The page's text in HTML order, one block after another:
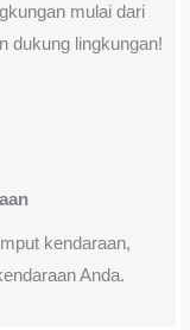
mulai dari
dukung lingkungan!
kendaraan,
Anda.